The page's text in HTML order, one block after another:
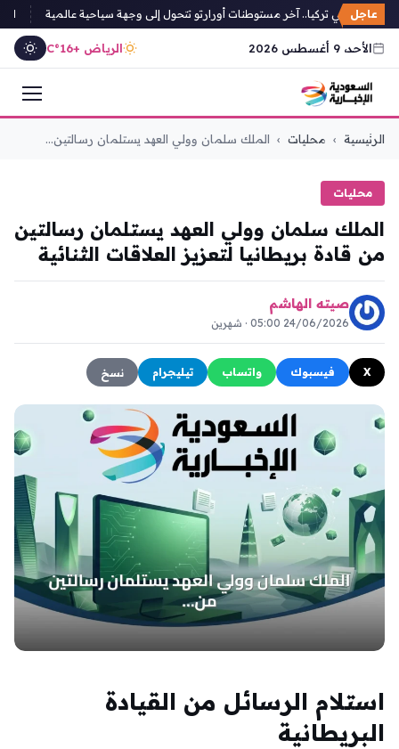
عاجل
آيانيس في تركيا.. آخر مستوطنات أورارتو تتحول إلى وجهة سياحية عالمية
الأحد، 9 أغسطس 2026 الرياض +16°C
التجاوز
الرئيسية › محليات › الملك سلمان وولي العهد يستلمان رسالتين...
محليات
الملك سلمان وولي العهد يستلمان رسالتين
من قادة بريطانيا لتعزيز العلاقات الثنائية
صيته الهاشم
24/06/2026 05:00 · شهرين
X فيسبوك واتساب تيليجرام نسخ
استلام الرسائل من القيادة
البريطانية